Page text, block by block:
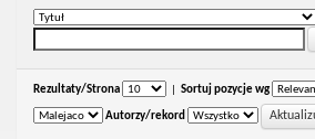
Rezultaty/Strona Sortuj pozycje wg
Autorzy/rekord